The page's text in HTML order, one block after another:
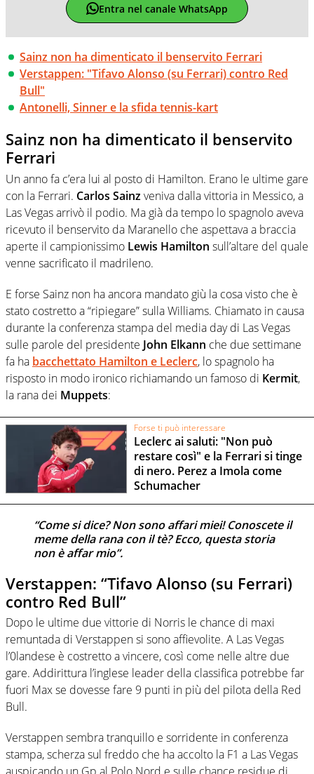
Entra nel canale WhatsApp
Sainz non ha dimenticato il benservito Ferrari
Verstappen: "Tifavo Alonso (su Ferrari) contro Red
Bull"
Antonelli, Sinner e la sfida tennis-kart
Sainz non ha dimenticato il benservito
Ferrari
Un anno fa c’era lui al posto di Hamilton. Erano le ultime gare
con la Ferrari. Carlos Sainzveniva dalla vittoria in Messico, a
Las Vegas arrivò il podio. Ma già da tempo lo spagnolo aveva
ricevuto il benservito da Maranello che aspettava a braccia
aperte il campionissimo Lewis Hamilton sull’altare del quale
venne sacrificato il madrileno.
E forse Sainz non ha ancora mandato giù la cosa visto che è
stato costretto a “ripiegare” sulla Williams. Chiamato in causa
durante la conferenza stampa del media day di Las Vegas
sulle parole del presidente John Elkann che due settimane
fa ha bacchettato Hamilton e Leclerc, lo spagnolo ha
risposto in modo ironico richiamando un famoso di Kermit,
la rana dei Muppets:
Forse ti può interessare
Leclerc ai saluti: "Non può
restare così" e la Ferrari si tinge
di nero. Perez a Imola come
Schumacher
“Come si dice? Non sono affari miei! Conoscete il
meme della rana con il tè? Ecco, questa storia
non è affar mio”.
Verstappen: “Tifavo Alonso (su Ferrari)
contro Red Bull”
Dopo le ultime due vittorie di Norris le chance di maxi
remuntada di Verstappen si sono affievolite. A Las Vegas
l’0landese è costretto a vincere, così come nelle altre due
gare. Addirittura l’inglese leader della classifica potrebbe far
fuori Max se dovesse fare 9 punti in più del pilota della Red
Bull.
Verstappen sembra tranquillo e sorridente in conferenza
stampa, scherza sul freddo che ha accolto la F1 a Las Vegas